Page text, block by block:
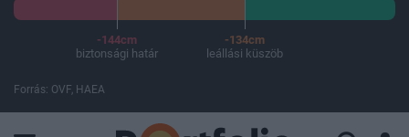
-144cm
biztonsági határ
-134cm
leállási küszöb
Forrás: OVF, HAEA